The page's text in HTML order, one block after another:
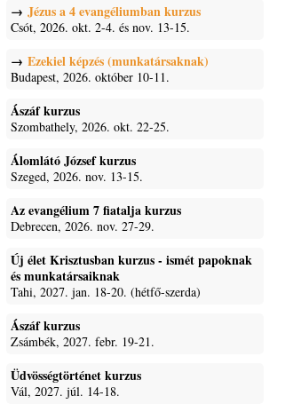
Jézus a 4 evangéliumban kurzus
Csót, 2026. okt. 2-4. és nov. 13-15.
Ezekiel képzés (munkatársaknak)
Budapest, 2026. október 10-11.
Ászáf kurzus
Szombathely, 2026. okt. 22-25.
Álomlátó József kurzus
Szeged, 2026. nov. 13-15.
Az evangélium 7 fiatalja kurzus
Debrecen, 2026. nov. 27-29.
Új élet Krisztusban kurzus - ismét papoknak
és munkatársaiknak
Tahi, 2027. jan. 18-20. (hétfő-szerda)
Ászáf kurzus
Zsámbék, 2027. febr. 19-21.
Üdvösségtörténet kurzus
Vál, 2027. júl. 14-18.